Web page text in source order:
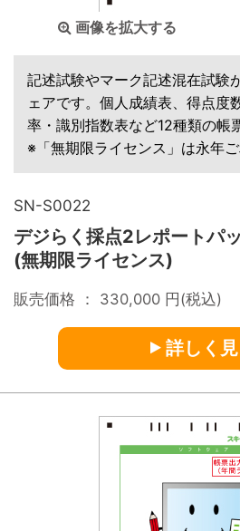
画像を拡大する
記述試験やマーク記述混在試験
ェアです。個人成績表、得点度
率・識別指数表など12種類の帳
※「無期限ライセンス」は永年ご
SN-S0022
デジらく採点2レポートパ
(無期限ライセンス)
販売価格 ： 330,000 円(税込)
詳しく